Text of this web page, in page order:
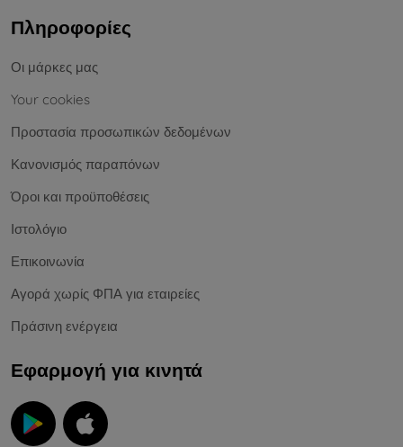
Πληροφορίες
Οι μάρκες μας
Your cookies
Προστασία προσωπικών δεδομένων
Κανονισμός παραπόνων
Όροι και προϋποθέσεις
Ιστολόγιο
Επικοινωνία
Αγορά χωρίς ΦΠΑ για εταιρείες
Πράσινη ενέργεια
Εφαρμογή για κινητά